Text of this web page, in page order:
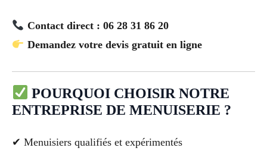
Contact direct : 06 28 31 86 20
Demandez votre devis gratuit en ligne
POURQUOI CHOISIR NOTRE
ENTREPRISE DE MENUISERIE ?
✔ Menuisiers qualifiés et expérimentés